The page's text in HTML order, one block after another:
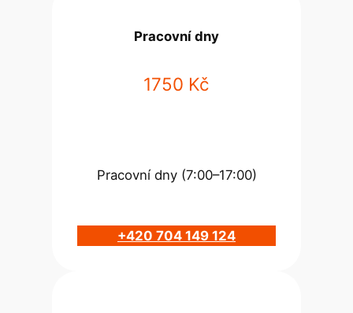
Pracovní dny
1750 Kč
Pracovní dny (7:00–17:00)
+420 704 149 124